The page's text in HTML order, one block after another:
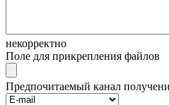
некорректно
Поле для прикрепления файлов
Предпочитаемый канал